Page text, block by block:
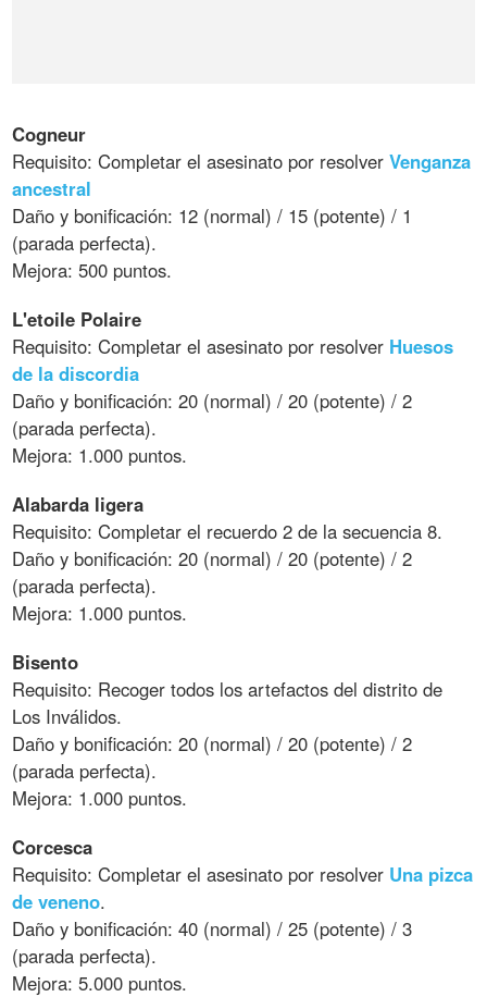
Cogneur
Requisito: Completar el asesinato por resolverVenganza
ancestral
Daño y bonificación: 12 (normal) / 15 (potente) / 1
(parada perfecta).
Mejora: 500 puntos.
L'etoile Polaire
Requisito: Completar el asesinato por resolver Huesos
de la discordia
Daño y bonificación: 20 (normal) / 20 (potente) / 2
(parada perfecta).
Mejora: 1.000 puntos.
Alabarda ligera
Requisito: Completar el recuerdo 2 de la secuencia 8.
Daño y bonificación: 20 (normal) / 20 (potente) / 2
(parada perfecta).
Mejora: 1.000 puntos.
Bisento
Requisito: Recoger todos los artefactos del distrito de
Los Inválidos.
Daño y bonificación: 20 (normal) / 20 (potente) / 2
(parada perfecta).
Mejora: 1.000 puntos.
Corcesca
Requisito: Completar el asesinato por resolver Una pizca
de veneno.
Daño y bonificación: 40 (normal) / 25 (potente) / 3
(parada perfecta).
Mejora: 5.000 puntos.